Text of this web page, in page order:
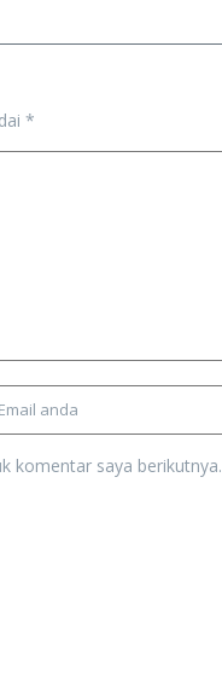
*
komentar saya berikutnya.